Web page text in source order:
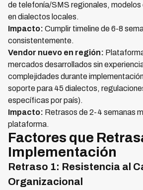
de telefonía/SMS regionales, modelos
en dialectos locales.
Impacto: Cumplir timeline de 6-8
consistentemente.
Vendor nuevo en región:
mercados desarrollados sin
complejidades durante
soporte para 45 dialectos,
específicas por país).
Impacto: Retrasos de 2-4 semanas
plataforma.
Factores que
Implementación
Retraso 1: Resistencia al
Organizacional